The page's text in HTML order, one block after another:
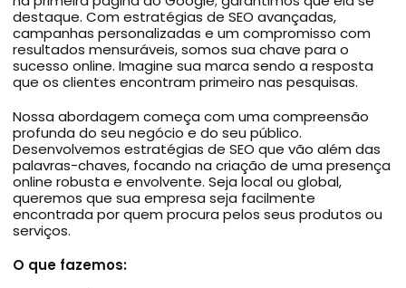
destaque. Com estratégias de SEO avançadas,
campanhas personalizadas e um compromisso com
resultados mensuráveis, somos sua chave para o
sucesso online. Imagine sua marca sendo a resposta
que os clientes encontram primeiro nas pesquisas.
Nossa abordagem começa com uma compreensão
profunda do seu negócio e do seu público.
Desenvolvemos estratégias de SEO que vão além das
palavras-chaves, focando na criação de uma presença
online robusta e envolvente. Seja local ou global,
queremos que sua empresa seja facilmente
encontrada por quem procura pelos seus produtos ou
serviços.
O que fazemos: